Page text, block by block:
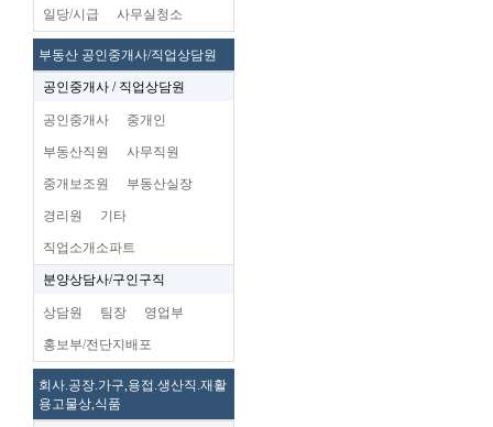
일당/시급 사무실청소
부동산 공인중개사/직업상담원
공인중개사 / 직업상담원
공인중개사 중개인
부동산직원 사무직원
중개보조원 부동산실장
경리원 기타
직업소개소파트
분양상담사/구인구직
상담원 팀장 영업부
홍보부/전단지배포
회사.공장.가구,용접.생산직.재활
용고물상,식품